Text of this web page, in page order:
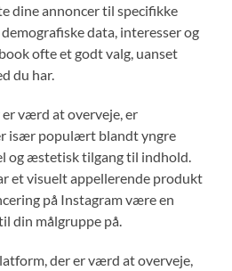
dine annoncer til specifikke
data, interesser og
ofte et godt valg, uanset
du har.
værd at overveje, er
især populært blandt yngre
og æstetisk tilgang til indhold.
et visuelt appellerende produkt
på Instagram være en
din målgruppe på.
der er værd at overveje,